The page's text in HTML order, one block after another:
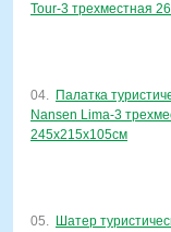
Tour-3 трехместная
04. Палатка
Nansen Lima-3
245х215х105см
05. Шатер